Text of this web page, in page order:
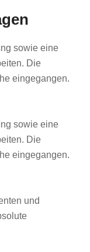
sowie eine
Die
eingegangen.
sowie eine
Die
eingegangen.
und